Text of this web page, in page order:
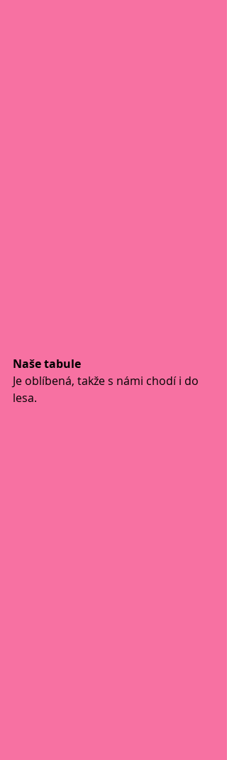
Naše tabule
Je oblíbená, takže s námi chodí i do
lesa.